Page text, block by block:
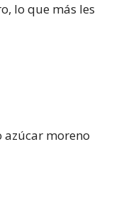
lo que más les
azúcar moreno